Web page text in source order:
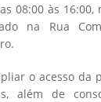
08:00 às 16:00,
na Rua
o acesso da
além de